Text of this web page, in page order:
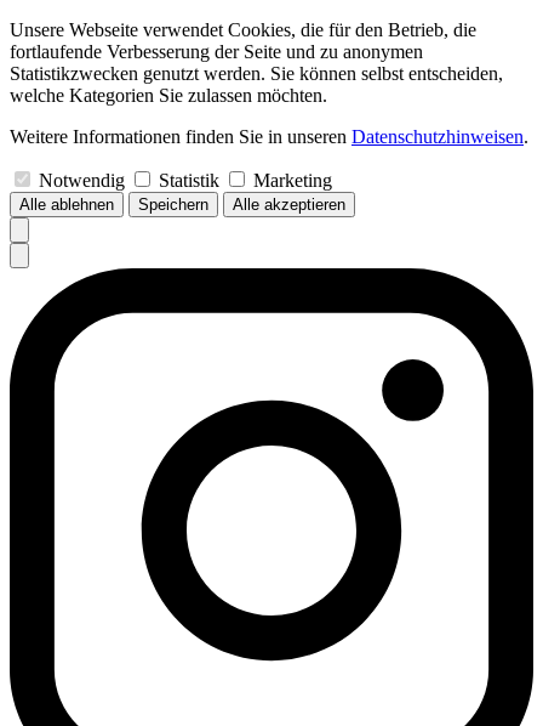
Unsere Webseite verwendet Cookies, die für den Betrieb, die
fortlaufende Verbesserung der Seite und zu anonymen
Statistikzwecken genutzt werden. Sie können selbst entscheiden,
welche Kategorien Sie zulassen möchten.
Weitere Informationen finden Sie in unseren Datenschutzhinweisen.
Notwendig Statistik Marketing
Alle ablehnen Speichern Alle akzeptieren